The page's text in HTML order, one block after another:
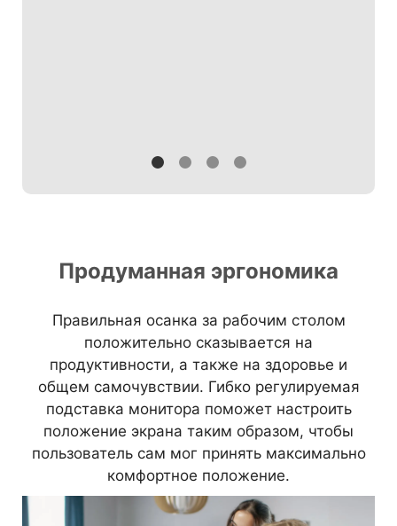
Продуманная эргономика
Правильная осанка за рабочим столом
положительно сказывается на
продуктивности, а также на здоровье и
общем самочувствии. Гибко регулируемая
подставка монитора поможет настроить
положение экрана таким образом, чтобы
пользователь сам мог принять максимально
комфортное положение.